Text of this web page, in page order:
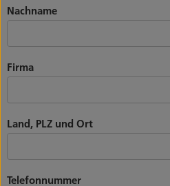
Nachname
Firma
Land, PLZ und Ort
Telefonnummer